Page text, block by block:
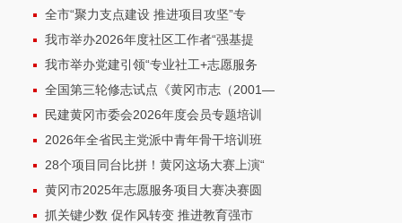
全市“聚力支点建设 推进项目攻坚”专
我市举办2026年度社区工作者“强基提
我市举办党建引领“专业社工+志愿服务
全国第三轮修志试点《黄冈市志（2001—
民建黄冈市委会2026年度会员专题培训
2026年全省民主党派中青年骨干培训班
28个项目同台比拼！黄冈这场大赛上演“
黄冈市2025年志愿服务项目大赛决赛圆
抓关键少数 促作风转变 推进教育强市